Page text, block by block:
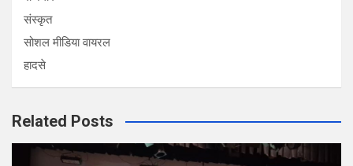
संस्कृत
सोशल मीडिया वायरल
हादसे
Related Posts